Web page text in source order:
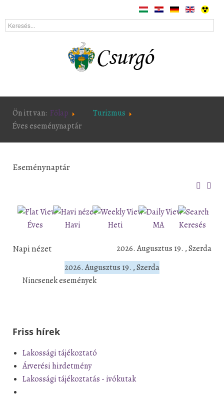
Ön itt van: Főlap
Turizmus
Éves eseménynaptár
Eseménynaptár
Éves Havi Heti MA Keresés
Napi nézet
2026. Augusztus 19. , Szerda
2026. Augusztus 19. , Szerda
Nincsenek események
Friss hírek
Lakossági tájékoztató
Árverési hirdetmény
Lakossági tájékoztatás - ivókutak